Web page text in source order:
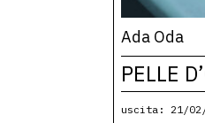
Ada Oda
PELLE
uscita: 21/02/